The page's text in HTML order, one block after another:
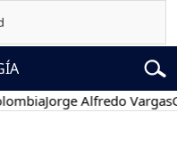
Jorge Alfredo Vargas